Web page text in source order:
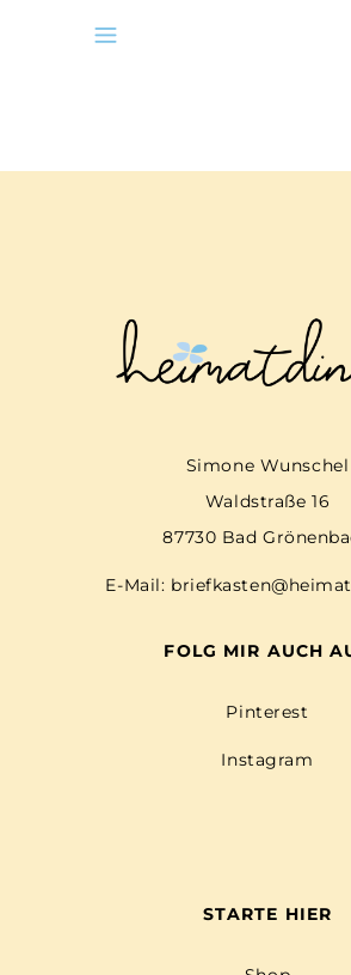
Simone Wunschel
Waldstraße 16
87730 Bad
E-Mail:
FOLG MIR AUCH
Pinterest
Instagram
STARTE HIER